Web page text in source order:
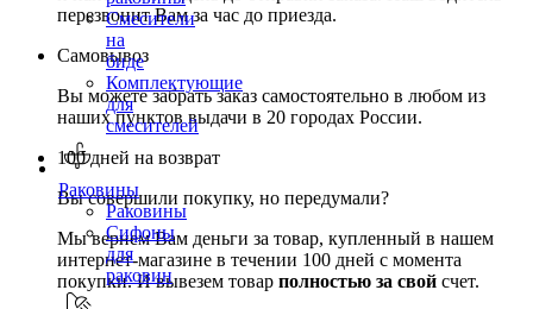
Смесители
на
биде
Комплектующие
для
смесителей
Раковины
Раковины
Сифоны
для
раковин
перезвонит Вам за час до приезда.
Самовывоз
Вы можете забрать заказ самостоятельно в любом из
наших пунктов выдачи в 20 городах России.
100 дней на возврат
Вы совершили покупку, но передумали?
Мы вернем Вам деньги за товар, купленный в нашем
интернет-магазине в течении 100 дней с момента
покупки. И вывезем товар полностью за свой счет.